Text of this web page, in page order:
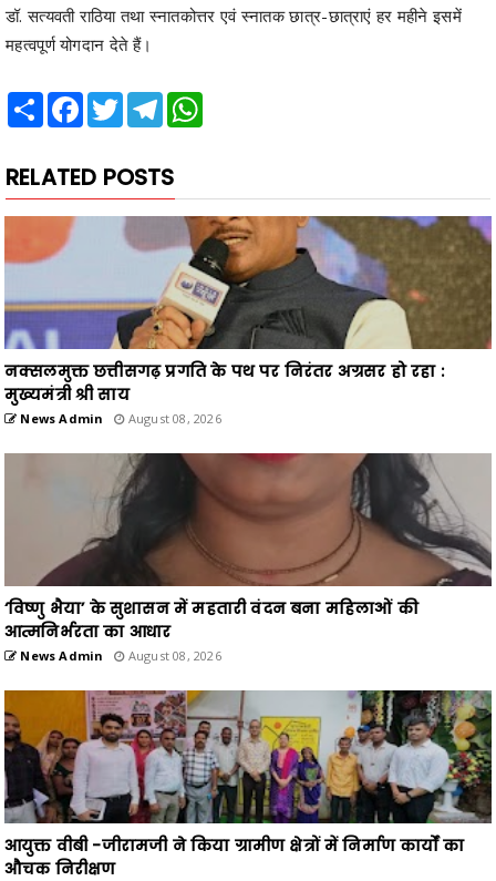
डॉ. सत्यवती राठिया तथा स्नातकोत्तर एवं स्नातक छात्र-छात्राएं हर महीने इसमें
महत्वपूर्ण योगदान देते हैं।
Share Facebook
TwitterTelegram
RELATED POSTS
नक्सलमुक्त छत्तीसगढ़ प्रगति के पथ पर निरंतर अग्रसर हो रहा :
मुख्यमंत्री श्री साय
News Admin August 08, 2026
‘विष्णु भैया’ के सुशासन में महतारी वंदन बना महिलाओं की
आत्मनिर्भरता का आधार
News Admin August 08, 2026
आयुक्त वीबी -जीरामजी ने किया ग्रामीण क्षेत्रों में निर्माण कार्यों का
औचक निरीक्षण